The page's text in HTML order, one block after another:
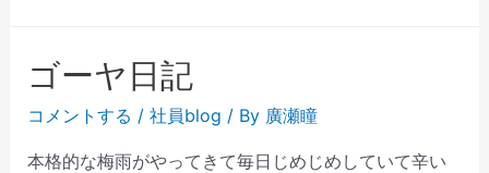
ゴーヤ日記
コメントする / 社員blog / By 廣瀬瞳
本格的な梅雨がやってきて毎日じめじめしていて辛い